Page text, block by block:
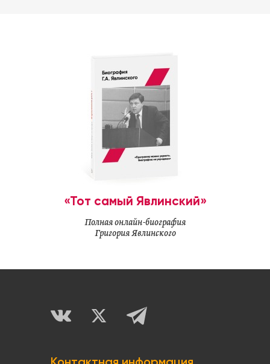
«Тот самый Явлинский»
Полная онлайн-биография
Григория Явлинского